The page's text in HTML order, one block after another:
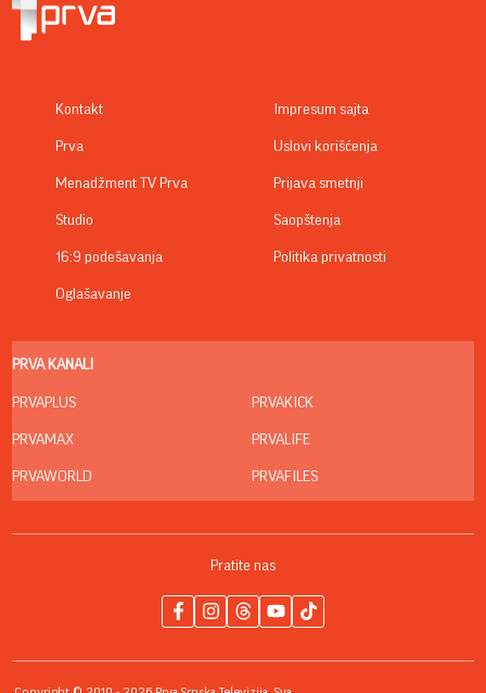
Kontakt
Prva
Menadžment TV Prva
Studio
16:9 podešavanja
Oglašavanje
Impresum sajta
Uslovi korišćenja
Prijava smetnji
Saopštenja
Politika privatnosti
PRVA KANALI
PRVAPLUS
PRVAMAX
PRVAWORLD
PRVAKICK
PRVALIFE
PRVAFILES
Pratite nas